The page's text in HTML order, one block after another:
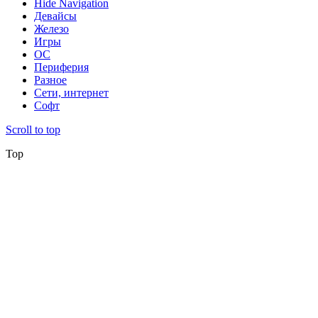
Hide Navigation
Девайсы
Железо
Игры
ОС
Периферия
Разное
Сети, интернет
Софт
Scroll to top
Top